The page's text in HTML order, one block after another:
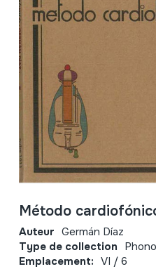
Método
Auteur Germán Díaz
Type de collection
Emplacement: VI / 6